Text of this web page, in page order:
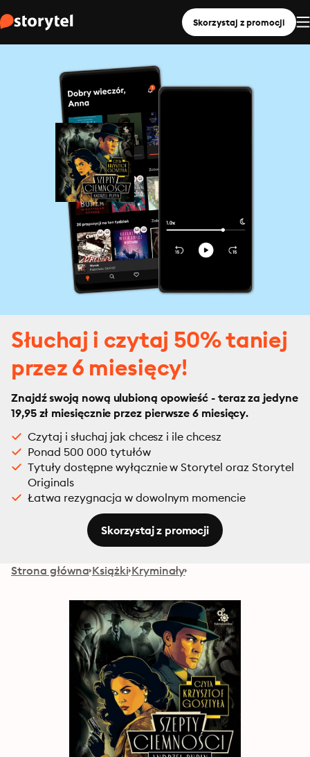
Skorzystaj z promocji
Słuchaj i czytaj 50% taniej
przez 6 miesięcy!
Znajdź swoją nową ulubioną opowieść - teraz za jedyne
19,95 zł miesięcznie przez pierwsze 6 miesięcy.
Czytaj i słuchaj jak chcesz i ile chcesz
Ponad 500 000 tytułów
Tytuły dostępne wyłącznie w Storytel oraz Storytel
Originals
Łatwa rezygnacja w dowolnym momencie
Skorzystaj z promocji
Strona główna Książki Kryminały